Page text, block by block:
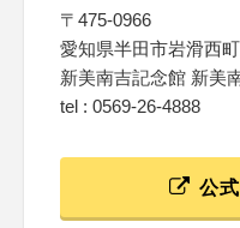
〒475-0966
愛知県半田市岩滑西
新美南吉記念館 新美
tel : 0569-26-4888
公